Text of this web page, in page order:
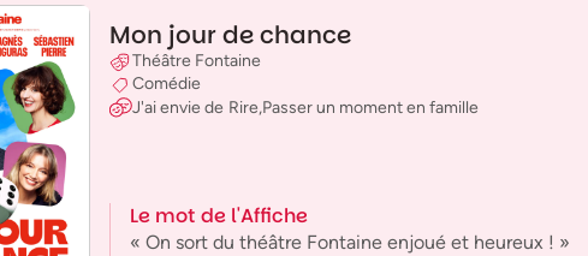
Mon jour de chance
Théâtre Fontaine
Comédie
J'ai enviede Rire,Passer un moment en famille
Le mot de l'Affiche
« On sort du théâtre Fontaine enjoué et heureux ! »